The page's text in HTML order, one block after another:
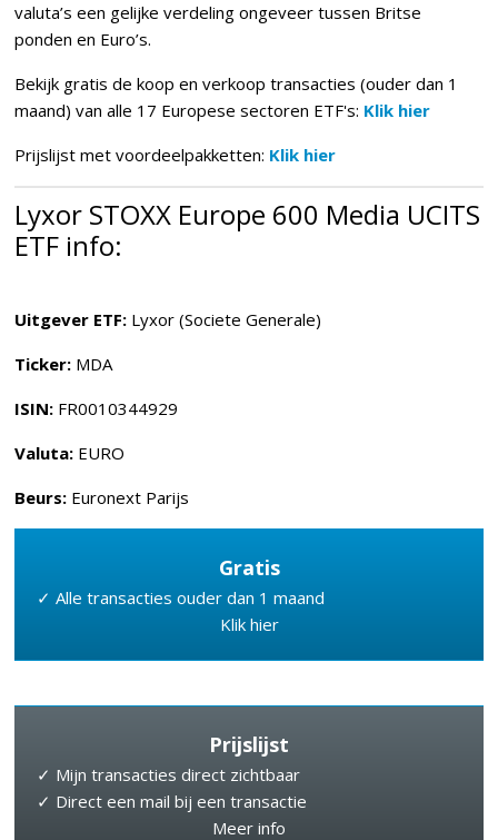
valuta’s een gelijke verdeling ongeveer tussen Britse
ponden en Euro’s.
Bekijk gratis de koop en verkoop transacties (ouder dan 1
maand) van alle 17 Europese sectoren ETF's: Klik hier
Prijslijst met voordeelpakketten: Klik hier
Lyxor STOXX Europe 600 Media UCITS
ETF info:
Uitgever ETF: Lyxor (Societe Generale)
Ticker: MDA
ISIN: FR0010344929
Valuta: EURO
Beurs: Euronext Parijs
Gratis
✓ Alle transacties ouder dan 1 maand
Klik hier
Prijslijst
✓ Mijn transacties direct zichtbaar
✓ Direct een mail bij een transactie
Meer info